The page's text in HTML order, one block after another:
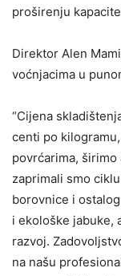
proširenju
Direktor Alen
voćnjacima u
“Cijena
centi po
povrćarima, širimo
zaprimali smo
borovnice i
i ekološke jabuke,
razvoj.
na našu